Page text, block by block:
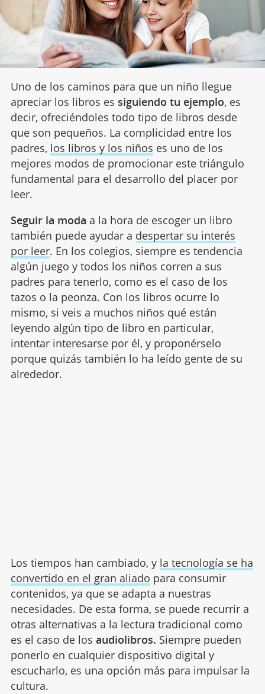
Uno de los caminos para que un niño llegue
apreciar los libros es siguiendo tu ejemplo, es
decir, ofreciéndoles todo tipo de libros desde
que son pequeños. La complicidad entre los
padres, los libros y los niños es uno de los
mejores modos de promocionar este triángulo
fundamental para el desarrollo del placer por
leer.
Seguir la moda a la hora de escoger un libro
también puede ayudar a despertar su interés
por leer. En los colegios, siempre es tendencia
algún juego y todos los niños corren a sus
padres para tenerlo, como es el caso de los
tazos o la peonza. Con los libros ocurre lo
mismo, si veis a muchos niños qué están
leyendo algún tipo de libro en particular,
intentar interesarse por él, y proponérselo
porque quizás también lo ha leído gente de su
alrededor.
Los tiempos han cambiado, y la tecnología se ha
convertido en el gran aliado para consumir
contenidos, ya que se adapta a nuestras
necesidades. De esta forma, se puede recurrir a
otras alternativas a la lectura tradicional como
es el caso de los audiolibros. Siempre pueden
ponerlo en cualquier dispositivo digital y
escucharlo, es una opción más para impulsar la
cultura.